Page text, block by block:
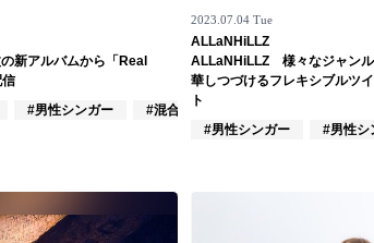
新アルバムから「Real
#男性シンガー #混合バンド
2023.07.04 Tue
ALLaNHiLLZ
ALLaNHiLLZ 様々なジャン
華しつづけるフレキシブルツ
ト
#男性シンガー
#男性シ